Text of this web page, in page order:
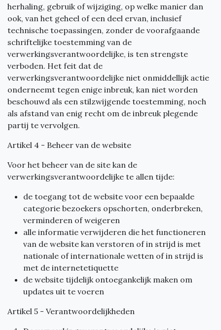
herhaling, gebruik of wijziging, op welke manier dan
ook, van het geheel of een deel ervan, inclusief
technische toepassingen, zonder de voorafgaande
schriftelijke toestemming van de
verwerkingsverantwoordelijke, is ten strengste
verboden. Het feit dat de
verwerkingsverantwoordelijke niet onmiddellijk actie
onderneemt tegen enige inbreuk, kan niet worden
beschouwd als een stilzwijgende toestemming, noch
als afstand van enig recht om de inbreuk plegende
partij te vervolgen.
Artikel 4 - Beheer van de website
Voor het beheer van de site kan de
verwerkingsverantwoordelijke te allen tijde:
de toegang tot de website voor een bepaalde
categorie bezoekers opschorten, onderbreken,
verminderen of weigeren
alle informatie verwijderen die het functioneren
van de website kan verstoren of in strijd is met
nationale of internationale wetten of in strijd is
met de internetetiquette
de website tijdelijk ontoegankelijk maken om
updates uit te voeren
Artikel 5 - Verantwoordelijkheden